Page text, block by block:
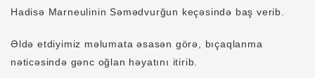
Hadisə Marneulinin Səmədvurğun keçəsində baş verib.
Əldə etdiyimiz məlumata əsasən görə, bıçaqlanma
nəticəsində gənc oğlan həyatını itirib.